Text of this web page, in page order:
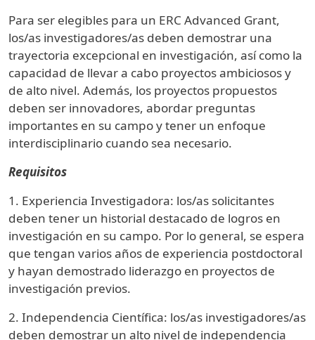
Para ser elegibles para un ERC Advanced Grant,
los/as investigadores/as deben demostrar una
trayectoria excepcional en investigación, así como la
capacidad de llevar a cabo proyectos ambiciosos y
de alto nivel. Además, los proyectos propuestos
deben ser innovadores, abordar preguntas
importantes en su campo y tener un enfoque
interdisciplinario cuando sea necesario.
Requisitos
1. Experiencia Investigadora: los/as solicitantes
deben tener un historial destacado de logros en
investigación en su campo. Por lo general, se espera
que tengan varios años de experiencia postdoctoral
y hayan demostrado liderazgo en proyectos de
investigación previos.
2. Independencia Científica: los/as investigadores/as
deben demostrar un alto nivel de independencia